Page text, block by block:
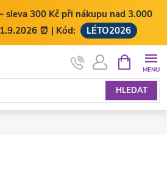
sleva 300 Kč při nákupu nad 3.000
⏰ | Kód:
LÉTO2026
HLEDAT
NÁKUPNÍ
KOŠÍK